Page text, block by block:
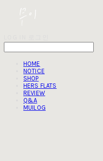
HOME
NOTICE
SHOP
HERS FLATS
REVIEW
Q&A
MUILOG